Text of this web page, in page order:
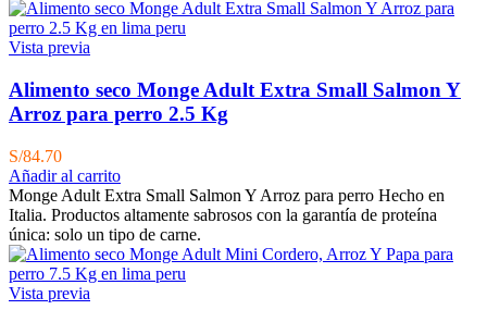
Vista previa
Alimento seco Monge Adult Extra Small Salmon Y
Arroz para perro 2.5 Kg
S/84.70
Añadir al carrito
Monge Adult Extra Small Salmon Y Arroz para perro Hecho en
Italia. Productos altamente sabrosos con la garantía de proteína
única: solo un tipo de carne.
Vista previa